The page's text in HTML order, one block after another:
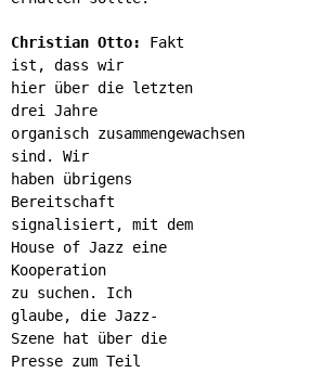
Christian Otto:
Fakt
ist, dass wir
hier über die letzten
drei Jahre
organisch zusammengewachsen
sind. Wir
haben übrigens
Bereitschaft
signalisiert, mit dem
House of Jazz eine
Kooperation
zu suchen. Ich
glaube, die Jazz-
Szene hat über die
Presse zum Teil